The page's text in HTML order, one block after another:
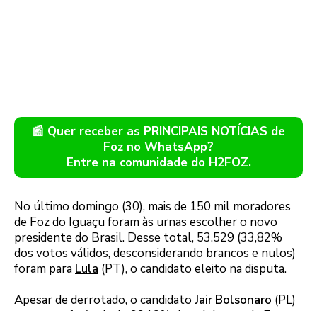
📰 Quer receber as PRINCIPAIS NOTÍCIAS de
Foz no WhatsApp?
Entre na comunidade do H2FOZ.
No último domingo (30), mais de 150 mil moradores
de Foz do Iguaçu foram às urnas escolher o novo
presidente do Brasil. Desse total, 53.529 (33,82%
dos votos válidos, desconsiderando brancos e nulos)
foram para Lula (PT), o candidato eleito na disputa.
Apesar de derrotado, o candidato Jair Bolsonaro (PL)